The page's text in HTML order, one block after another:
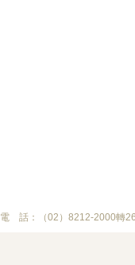
話：（02）8212-2000